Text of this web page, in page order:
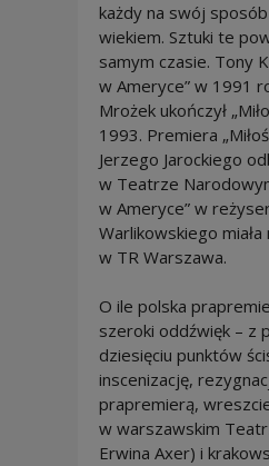
każdy na swój
wiekiem. Sztuki te
samym czasie. Tony
w Ameryce” w 1991
Mrożek ukończył
1993. Premiera
Jerzego Jarockiego
w Teatrze
w Ameryce” w
Warlikowskiego
w TR Warszawa.
O ile polska
szeroki oddźwięk – z
dziesięciu punktów
inscenizację,
prapremierą,
w warszawskim
Erwina Axer) i